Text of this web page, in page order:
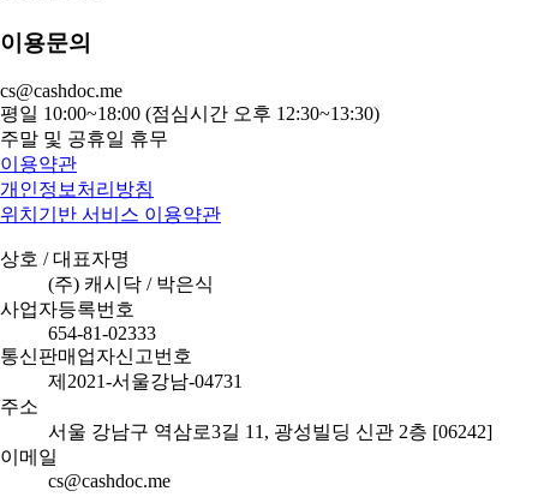
이용문의
cs@cashdoc.me
평일 10:00~18:00 (점심시간 오후 12:30~13:30)
주말 및 공휴일 휴무
이용약관
개인정보처리방침
위치기반 서비스 이용약관
상호 / 대표자명
(주) 캐시닥 / 박은식
사업자등록번호
654-81-02333
통신판매업자신고번호
제2021-서울강남-04731
주소
서울 강남구 역삼로3길 11, 광성빌딩 신관 2층 [06242]
이메일
cs@cashdoc.me